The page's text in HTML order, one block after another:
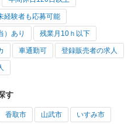
経験者も応募可能
）あり 残業月10ｈ以下
車通勤可 登録販売者の求人
す
香取市 山武市 いすみ市